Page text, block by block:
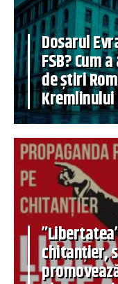
Dosarul
FSB? Cum
de știri
Kremlinului
chitanțier,